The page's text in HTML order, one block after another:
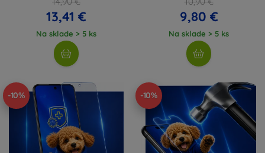
13,41 €
Na sklade > 5 ks
9,80 €
Na sklade > 5 ks
-10% -10%